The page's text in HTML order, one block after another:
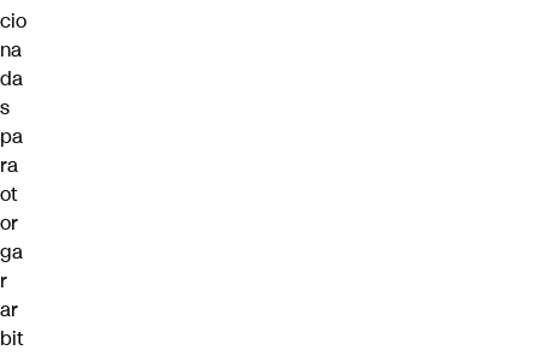
cio
na
da
s
pa
ra
ot
or
ga
r
ar
bit